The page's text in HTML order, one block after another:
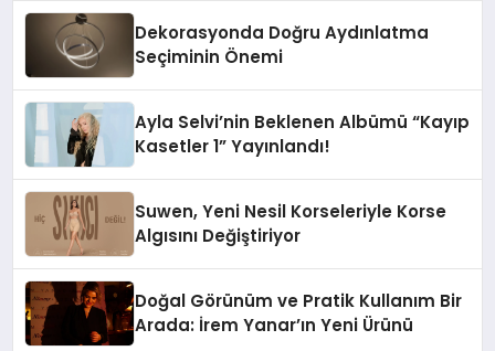
Dekorasyonda Doğru Aydınlatma
Seçiminin Önemi
Ayla Selvi’nin Beklenen Albümü “Kayıp
Kasetler 1” Yayınlandı!
Suwen, Yeni Nesil Korseleriyle Korse
Algısını Değiştiriyor
Doğal Görünüm ve Pratik Kullanım Bir
Arada: İrem Yanar’ın Yeni Ürünü